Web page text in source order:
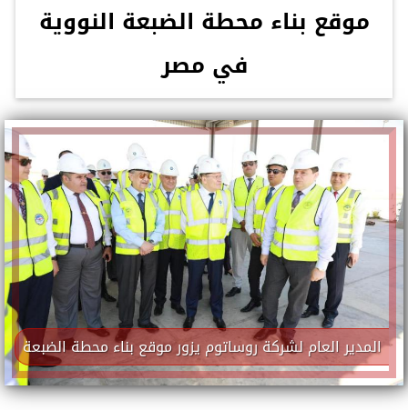
موقع بناء محطة الضبعة النووية
في مصر
المدير العام لشركة روساتوم يزور موقع بناء محطة الضبعة